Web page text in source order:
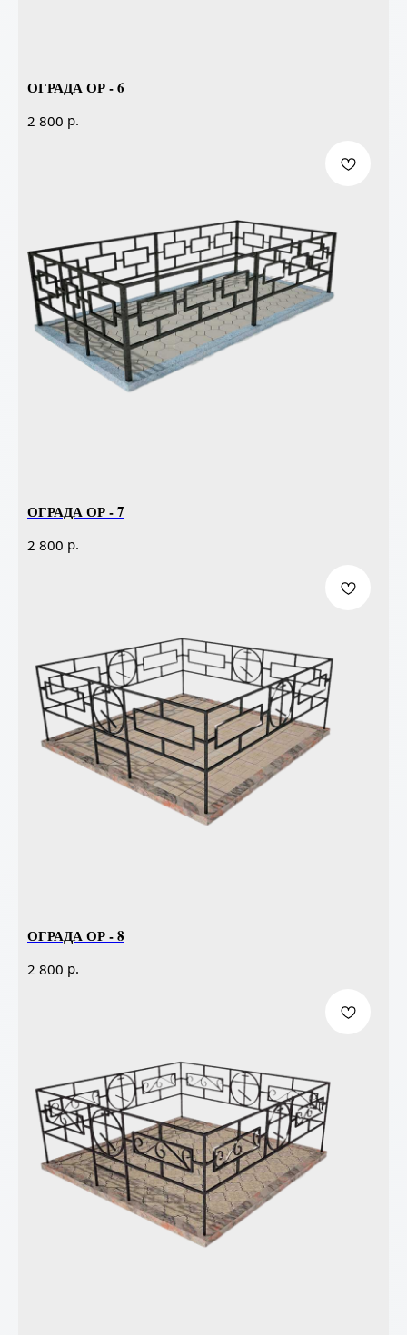
ОГРАДА ОР - 6
2 800 р.
ОГРАДА ОР - 7
2 800 р.
ОГРАДА ОР - 8
2 800 р.